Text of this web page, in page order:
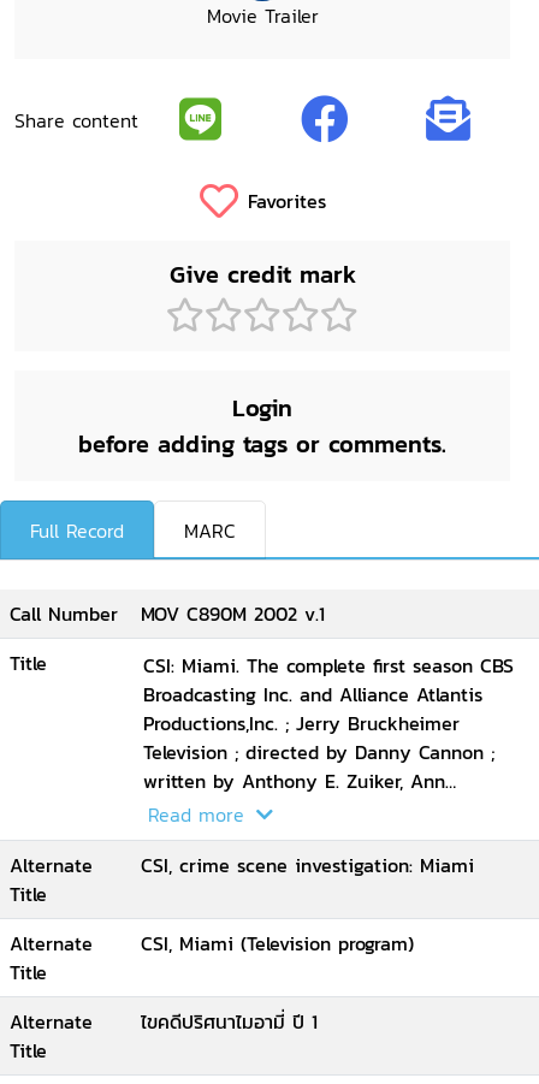
Movie Trailer
Share content
Favorites
Give credit mark
Login
before adding tags or comments.
Full Record MARC
Call Number
MOV C890M 2002 v.1
Title
CSI: Miami. The complete first season CBS
Broadcasting Inc. and Alliance Atlantis
Productions,Inc. ; Jerry Bruckheimer
Television ; directed by Danny Cannon ;
written by Anthony E. Zuiker, Ann
Donahue, CarolMendelsohn ; producers,
Josh Berman, Andrew Lipsitz.
Read more
Alternate
Title
CSI, crime scene investigation: Miami
Alternate
Title
CSI, Miami (Television program)
Alternate
Title
ไขคดีปริศนาไมอามี่ ปี 1